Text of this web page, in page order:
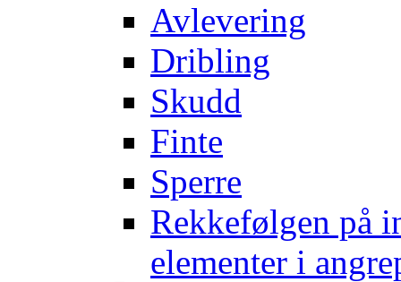
Avlevering
Dribling
Skudd
Finte
Sperre
Rekkefølgen på
elementer i